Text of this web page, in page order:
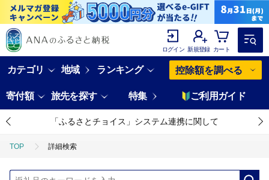
ログイン 新規登録 カート
カテゴリ 地域 ランキング 控除額を調べる
寄付額 旅先を探す 特集 ご利用ガイド
「ふるさとチョイス」システム連携に関して
TOP 詳細検索